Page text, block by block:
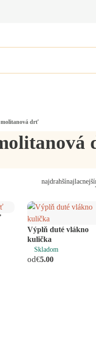
drť
najdrahšínajlacnejší
Výplň duté vlákno
kulička
Skladom
od€5.00